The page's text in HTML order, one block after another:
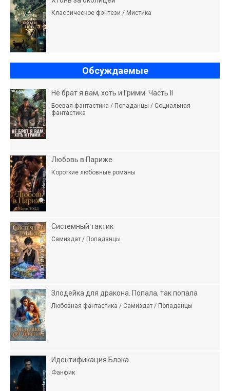
Классическое фэнтези / Мистика
Обсуждаемые
Не брат я вам, хоть и Гримм. Часть II
Боевая фантастика / Попаданцы / Социальная
фантастика
Любовь в Париже
Короткие любовные романы
Системный тактик
Самиздат / Попаданцы
Злодейка для дракона. Попала, так попала
Любовная фантастика / Самиздат / Попаданцы
Идентификация Блэка
Фанфик